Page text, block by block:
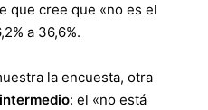
que cree que «no es el
a 36,6%.
la encuesta, otra
: el «no está